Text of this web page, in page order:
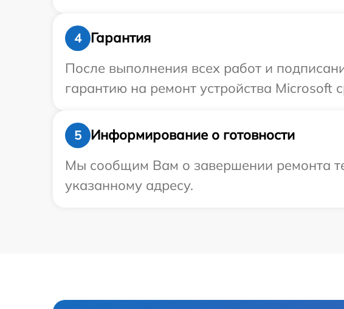
4
Гарантия
После выполнения всех работ и
гарантию на ремонт устройства Microsoft
5
Информирование о готовности
Мы сообщим Вам о завершении ремонта
указанному адресу.